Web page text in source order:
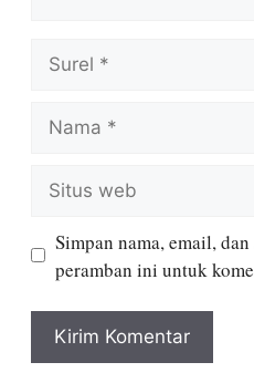
Simpan nama, email,
peramban ini untuk